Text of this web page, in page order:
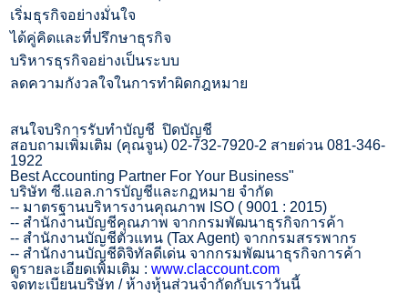
เริ่มธุรกิจอย่างมั่นใจ
ได้คู่คิดและที่ปรึกษาธุรกิจ
บริหารธุรกิจอย่างเป็นระบบ
ลดความกังวลใจในการทำผิดกฎหมาย
สนใจบริการรับทำบัญชี ปิดบัญชี
สอบถามเพิ่มเติม (คุณจูน)02-732-7920-2 สายด่วน081-346-
1922
Best Accounting Partner For Your Business"
บริษัท ซี.แอล.การบัญชีและกฏหมาย จำกัด
-- มาตรฐานบริหารงานคุณภาพ ISO ( 9001 : 2015)
-- สำนักงานบัญชีคุณภาพ จากกรมพัฒนาธุรกิจการค้า
-- สำนักงานบัญชีตัวแทน (Tax Agent) จากกรมสรรพากร
-- สำนักงานบัญชีดิจิทัลดีเด่น จากกรมพัฒนาธุรกิจการค้า
ดูรายละเอียดเพิ่มเติม : www.claccount.com
จดทะเบียนบริษัท / ห้างหุ้นส่วนจำกัดกับเราวันนี้